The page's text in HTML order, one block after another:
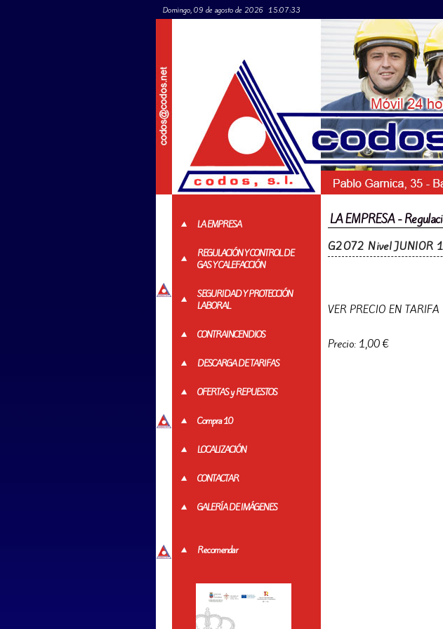
Domingo, 09 de agosto de 2026 15:07:33
LA EMPRESA
REGULACIÓN Y CONTROL DE
GAS Y CALEFACCIÓN
SEGURIDAD Y PROTECCIÓN
LABORAL
CONTRAINCENDIOS
DESCARGA DE TARIFAS
OFERTAS y REPUESTOS
Compra 10
LOCALIZACIÓN
CONTACTAR
GALERÍA DE IMÁGENES
Recomendar
LA EMPRESA -
G2072 Nivel JUNIOR
VER PRECIO EN TARIFA
Precio: 1,00 €